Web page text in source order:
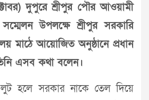
দুপুরে শ্রীপুর পৌর আওয়ামী
সম্মেলন উপলক্ষে শ্রীপুর সরকারি
মাঠে আয়োজিত অনুষ্ঠানে প্রধান
এসব কথা বলেন।
হলে সরকার নাকে তেল দিয়ে